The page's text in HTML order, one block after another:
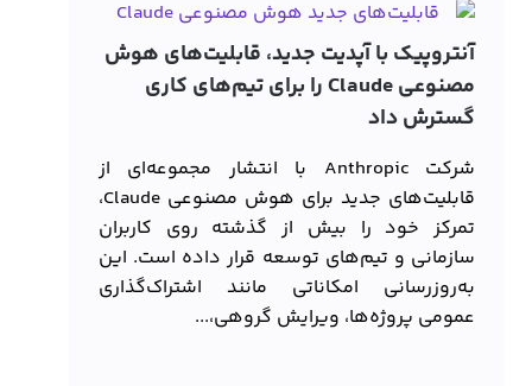
آنتروپیک با آپدیت جدید، قابلیت‌های هوش
مصنوعی Claude را برای تیم‌های کاری
گسترش داد
شرکت Anthropic با انتشار مجموعه‌ای از
قابلیت‌های جدید برای هوش مصنوعی Claude،
تمرکز خود را بیش از گذشته روی کاربران
سازمانی و تیم‌های توسعه قرار داده است. این
به‌روزرسانی امکاناتی مانند اشتراک‌گذاری
عمومی پروژه‌ها، ویرایش گروهی،...